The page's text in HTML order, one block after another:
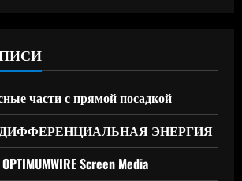
части с прямой посадкой
ДИФФЕРЕНЦИАЛЬНАЯ ЭНЕРГИЯ
Screen Media